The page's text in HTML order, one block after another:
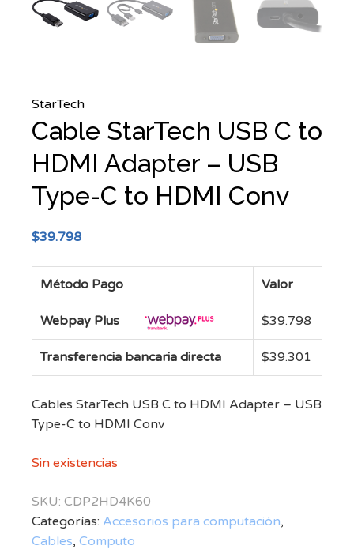
StarTech
Cable StarTech USB C to
HDMI Adapter – USB
Type-C to HDMI Conv
$39.798
Método Pago Valor
Webpay Plus $39.798
Transferencia bancaria directa $39.301
Cables StarTech USB C to HDMI Adapter – USB
Type-C to HDMI Conv
Sin existencias
SKU: CDP2HD4K60
Categorías: Accesorios para computación,
Cables, Computo